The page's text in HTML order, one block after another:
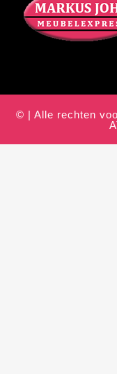
© | Alle rechten